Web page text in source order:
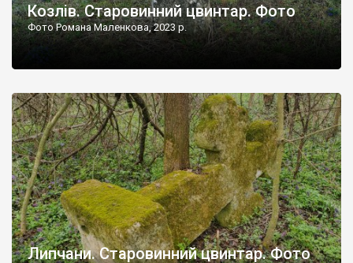
Козлів. Старовинний цвинтар. Фото
Фото Романа Маленкова, 2023 р.
Липчани. Старовинний цвинтар. Фото